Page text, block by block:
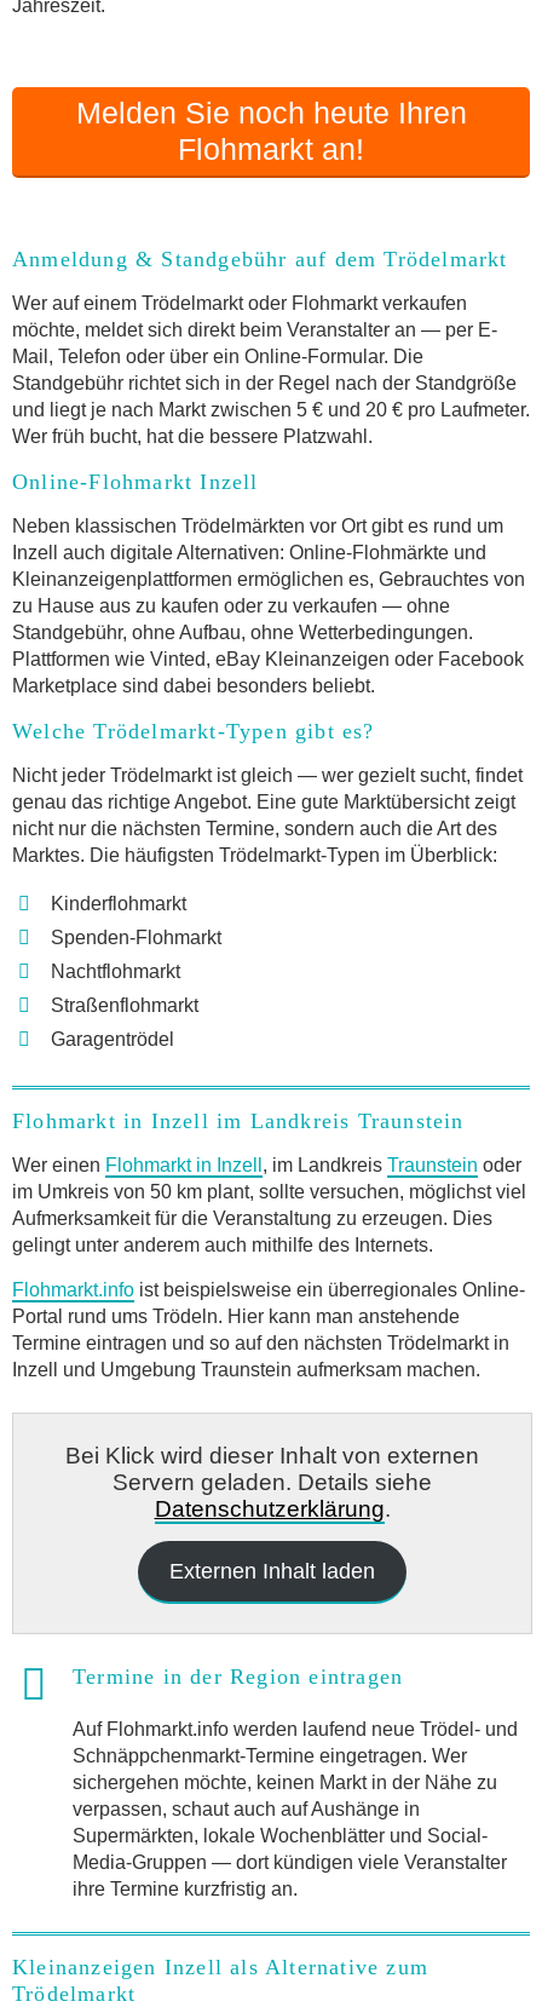
Flohmarkt-Termin melden
Jahreszeit.
Melden Sie noch heute Ihren
Flohmarkt an!
Anmeldung & Standgebühr auf dem Trödelmarkt
Wer auf einem Trödelmarkt oder Flohmarkt verkaufen
möchte, meldet sich direkt beim Veranstalter an — per E-
Mail, Telefon oder über ein Online-Formular. Die
Standgebühr richtet sich in der Regel nach der Standgröße
und liegt je nach Markt zwischen 5 € und 20 € pro Laufmeter.
Wer früh bucht, hat die bessere Platzwahl.
Online-Flohmarkt Inzell
Neben klassischen Trödelmärkten vor Ort gibt es rund um
Inzell auch digitale Alternativen: Online-Flohmärkte und
Kleinanzeigenplattformen ermöglichen es, Gebrauchtes von
zu Hause aus zu kaufen oder zu verkaufen — ohne
Standgebühr, ohne Aufbau, ohne Wetterbedingungen.
Plattformen wie Vinted, eBay Kleinanzeigen oder Facebook
Marketplace sind dabei besonders beliebt.
Welche Trödelmarkt-Typen gibt es?
Nicht jeder Trödelmarkt ist gleich — wer gezielt sucht, findet
genau das richtige Angebot. Eine gute Marktübersicht zeigt
nicht nur die nächsten Termine, sondern auch die Art des
Marktes. Die häufigsten Trödelmarkt-Typen im Überblick:
Kinderflohmarkt
Spenden-Flohmarkt
Nachtflohmarkt
Straßenflohmarkt
Garagentrödel
Flohmarkt in Inzell im Landkreis Traunstein
Wer einen Flohmarkt in Inzell , im Landkreis Traunstein oder
im Umkreis von 50 km plant, sollte versuchen, möglichst viel
Aufmerksamkeit für die Veranstaltung zu erzeugen. Dies
gelingt unter anderem auch mithilfe des Internets.
Flohmarkt.info ist beispielsweise ein überregionales Online-
Portal rund ums Trödeln. Hier kann man anstehende
Termine eintragen und so auf den nächsten Trödelmarkt in
Inzell und Umgebung Traunstein aufmerksam machen.
Bei Klick wird dieser Inhalt von externen
Servern geladen. Details siehe
Datenschutzerklärung.
Externen Inhalt laden
Termine in der Region eintragen
Auf Flohmarkt.info werden laufend neue Trödel- und
Schnäppchenmarkt-Termine eingetragen. Wer
sichergehen möchte, keinen Markt in der Nähe zu
verpassen, schaut auch auf Aushänge in
Supermärkten, lokale Wochenblätter und Social-
Media-Gruppen — dort kündigen viele Veranstalter
ihre Termine kurzfristig an.
Kleinanzeigen Inzell als Alternative zum
Trödelmarkt